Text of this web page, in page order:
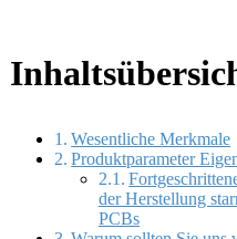
Wesentliche Merkmale
Produktparameter
der Herstellung
PCBs